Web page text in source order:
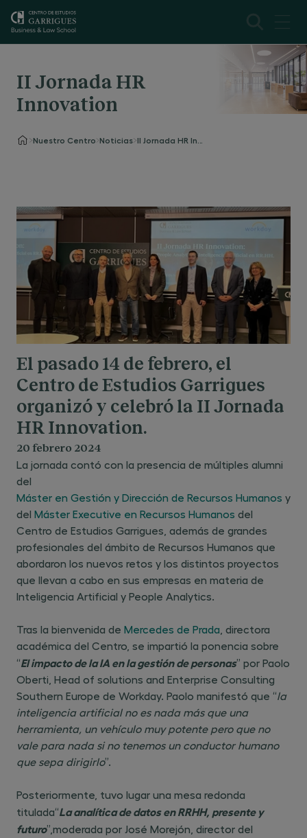
II Jornada HR
Innovation
Nuestro Centro Noticias
El pasado 14 de febrero, el
Centro de Estudios Garrigues
organizó y celebró la II Jornada
HR Innovation.
20 febrero 2024
La jornada contó con la presencia de múltiples alumni
del
Máster en Gestión y Dirección de Recursos Humanos y
del Máster Executive en Recursos Humanos del
Centro de Estudios Garrigues, además de grandes
profesionales del ámbito de Recursos Humanos que
abordaron los nuevos retos y los distintos proyectos
que llevan a cabo en sus empresas en materia de
Inteligencia Artificial y People Analytics.
Tras la bienvenida de Mercedes de Prada , directora
académica del Centro, se impartió la ponencia sobre
“El impacto de la IA en la gestión de personas” por Paolo
Oberti, Head of solutions and Enterprise Consulting
Southern Europe de Workday. Paolo manifestó que “la
inteligencia artificial no es nada más que una
herramienta, un vehículo muy potente pero que no
vale para nada si no tenemos un conductor humano
que sepa dirigirlo”.
Posteriormente, tuvo lugar una mesa redonda
titulada“La analítica de datos en RRHH, presente y
futuro”,moderada por José Morejón, director del